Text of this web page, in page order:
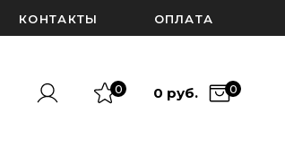
КОНТАКТЫ ОПЛАТА
0 0 руб. 0